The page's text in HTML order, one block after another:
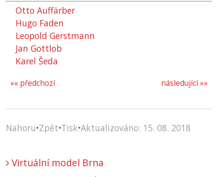
Otto Auffärber
Hugo Faden
Leopold Gerstmann
Jan Gottlob
Karel Šeda
následující »»
«« předchozí
Nahoru•Zpět•Tisk•Aktualizováno: 15. 08. 2018
Virtuální model Brna